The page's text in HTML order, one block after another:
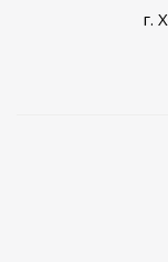
г.